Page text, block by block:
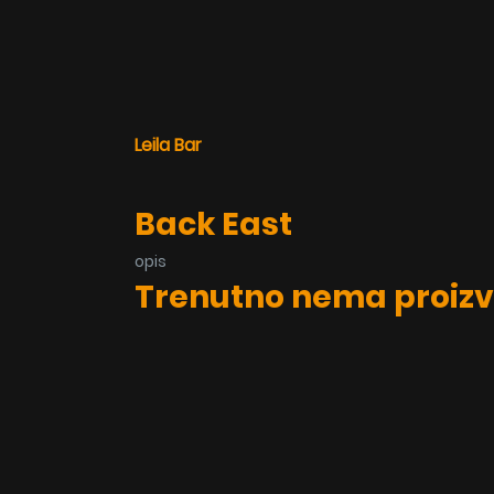
Leila Bar
Back East
opis
Trenutno nema